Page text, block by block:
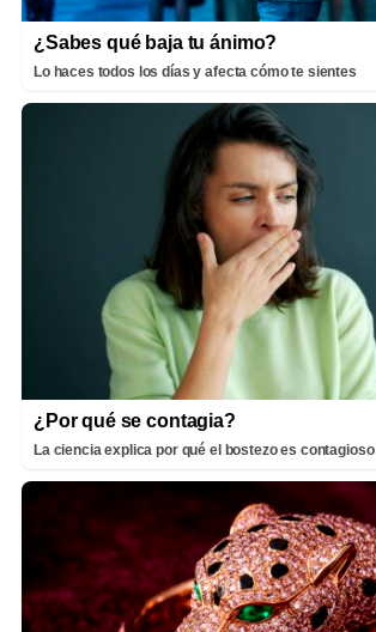
¿Sabes qué baja tu ánimo?
Lo haces todos los días y afecta cómo te sientes
¿Por qué se contagia?
La ciencia explica por qué el bostezo es contagioso